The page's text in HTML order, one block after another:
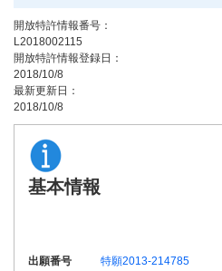
開放特許情報番号：
L2018002115
開放特許情報登録日：
2018/10/8
最新更新日：
2018/10/8
基本情報
出願番号
特願2013-214785